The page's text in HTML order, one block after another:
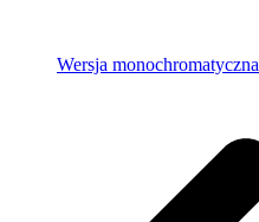
Wersja monochromatyczna